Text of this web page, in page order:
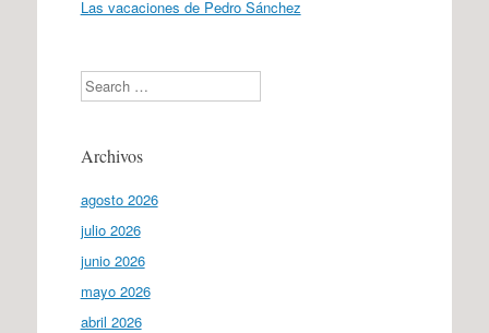
Las vacaciones de Pedro Sánchez
Search
Archivos
agosto 2026
julio 2026
junio 2026
mayo 2026
abril 2026